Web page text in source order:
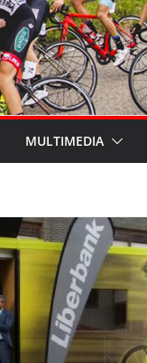
MULTIMEDIA